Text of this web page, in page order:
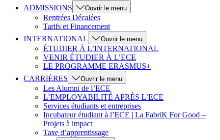
ADMISSIONS
Ouvrir le menu
Rentrées Décalées
Tarifs et Financement
INTERNATIONAL
Ouvrir le menu
ÉTUDIER À L’INTERNATIONAL
VENIR ÉTUDIER À L’ECE
LE PROGRAMME ERASMUS+
CARRIÈRES
Ouvrir le menu
Les Alumni de l’ECE
L’EMPLOYABILITÉ APRÈS L’ECE
Services étudiants et entreprises
Incubateur étudiant à l’ECE | La FabriK For Good –
Projets à impact
Taxe d’apprentissage